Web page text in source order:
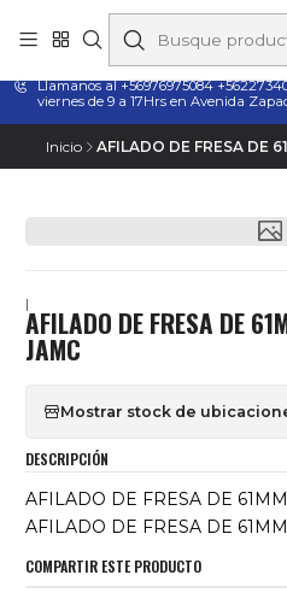
Taladros Magnéticos en Chile
Técnico
Llamanos al +56976975084
viernes de 9 a 17Hrs en Avenida
Inicio AFILADO DE FRESA DE
|
AFILADO DE FRESA DE
JAMC
Mostrar stock de
DESCRIPCIÓN
AFILADO DE FRESA DE
AFILADO DE FRESA DE
COMPARTIR ESTE PRODUCTO